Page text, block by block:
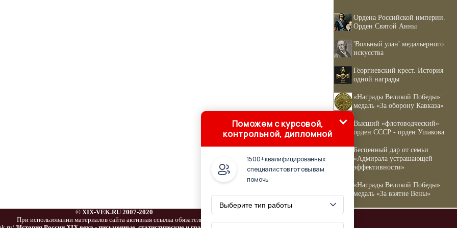
Ордена Российской империи.
Орден Святой Анны
'Вольный улан' медальерного
искусства
Георгиевский крест. История
одной награды
«Награды Великой Победы»:
медаль «За оборону Кавказа»
Высший «флотоводческий»
орден СССР - орден Ушакова
Бесценный дар от семьи
«Адмирала устрашающей
эффективности»
«Награды Великой Победы»:
медаль «За взятие Вены»
© XIX-VEK.RU 2007-2020
При использовании материалов сайта активная ссылка обязательна:
Поможем с курсовой,
контрольной, дипломной
1500+ квалифицированных
специалистов готовы вам
помочь